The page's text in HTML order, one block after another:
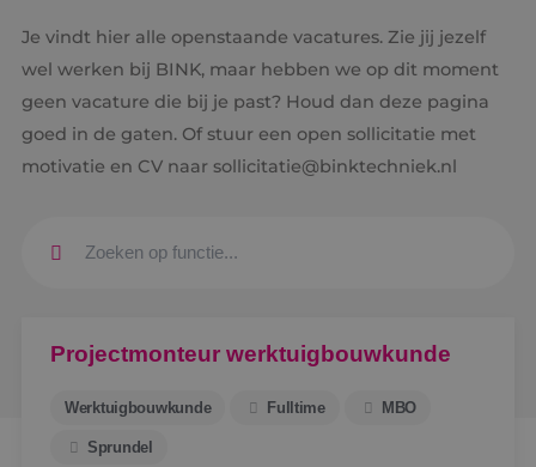
Je vindt hier alle openstaande vacatures. Zie jij jezelf
wel werken bij BINK, maar hebben we op dit moment
geen vacature die bij je past? Houd dan deze pagina
goed in de gaten. Of stuur een open sollicitatie met
motivatie en CV naar sollicitatie@binktechniek.nl
Projectmonteur werktuigbouwkunde
Werktuigbouwkunde Fulltime MBO
Sprundel